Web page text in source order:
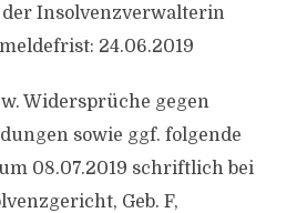
Insolvenzverwalterin
24.06.2019
Widersprüche gegen
sowie ggf. folgende
08.07.2019 schriftlich bei
Geb. F,